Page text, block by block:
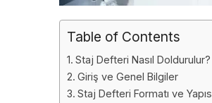
Table of Contents
Staj Defteri Nasıl
Giriş ve Genel Bilgiler
Staj Defteri Formatı ve